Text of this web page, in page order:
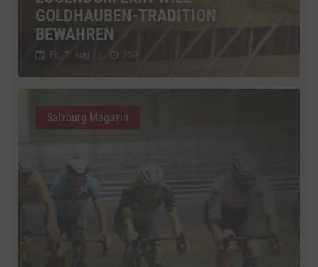
GOLDHAUBEN-TRADITION
BEWAHREN
Fr., 7. Aug. // 259
Salzburg Magazin
YouTube
Google Ireland Limited, Irland